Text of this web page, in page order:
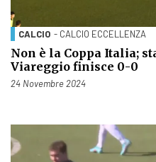
CALCIO - CALCIO ECCELLENZA
Non è la Coppa Italia;
Viareggio finisce 0-0
Pubblicato il
24 Novembre 2024